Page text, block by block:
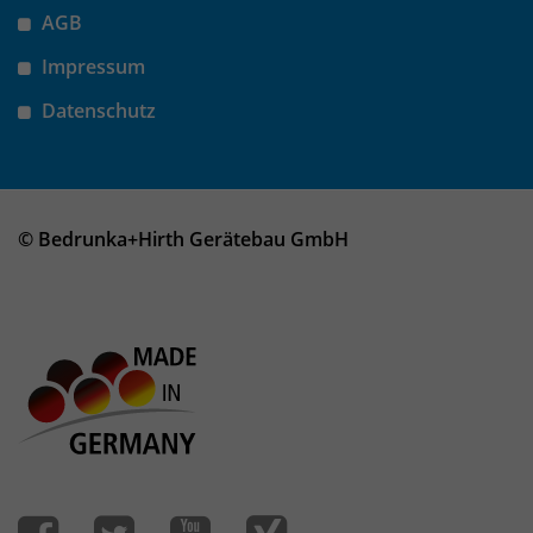
AGB
Impressum
Datenschutz
© Bedrunka+Hirth Gerätebau GmbH
demTest wieder gelöscht.